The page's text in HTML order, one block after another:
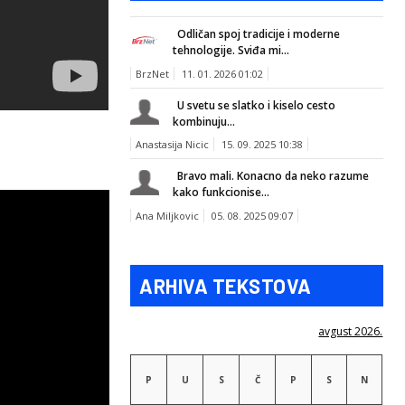
Odličan spoj tradicije i moderne
tehnologije. Sviđa mi...
BrzNet 11. 01. 2026 01:02
U svetu se slatko i kiselo cesto
kombinuju...
Anastasija Nicic 15. 09. 2025 10:38
Bravo mali. Konacno da neko razume
kako funkcionise...
Ana Miljkovic 05. 08. 2025 09:07
ARHIVA TEKSTOVA
avgust 2026.
P U S Č P S N